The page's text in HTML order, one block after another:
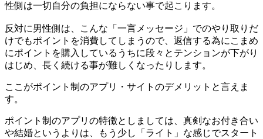
性側は一切自分の負担にならない事で起こります。
反対に男性側は、こんな「一言メッセージ」でのやり取りだ
けでもポイントを消費してしまうので、返信する為にこまめ
にポイントを購入しているうちに段々とテンションが下がり
はじめ、長く続ける事が難しくなったりします。
ここがポイント制のアプリ・サイトのデメリットと言えま
す。
ポイント制のアプリの特徴としましては、真剣なお付き合い
や結婚というよりは、もう少し「ライト」な感じでスタート